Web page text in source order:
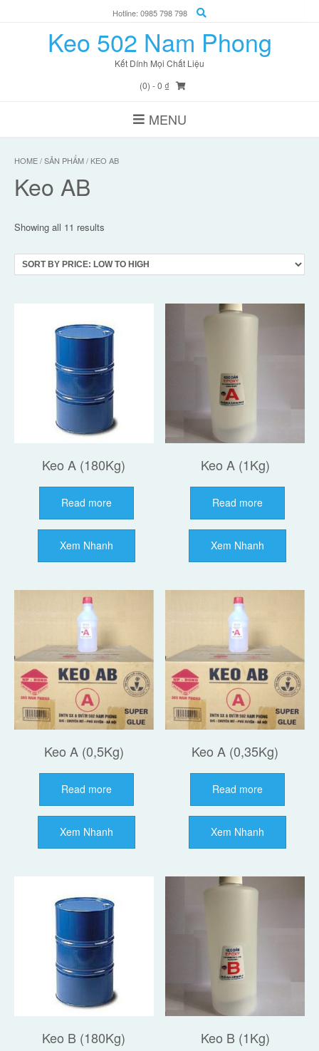
Hotline: 0985 798 798
Keo 502 Nam Phong
Kết Dính Mọi Chất Liệu
(0) - 0 ₫
MENU
HOME/SẢN PHẨM/ KEO AB
Keo AB
Showing all 11 results
Keo A (180Kg)
Read more
Xem Nhanh
Keo A (1Kg)
Read more
Xem Nhanh
Keo A (0,5Kg)
Read more
Xem Nhanh
Keo A (0,35Kg)
Read more
Xem Nhanh
Keo B (180Kg) Keo B (1Kg)